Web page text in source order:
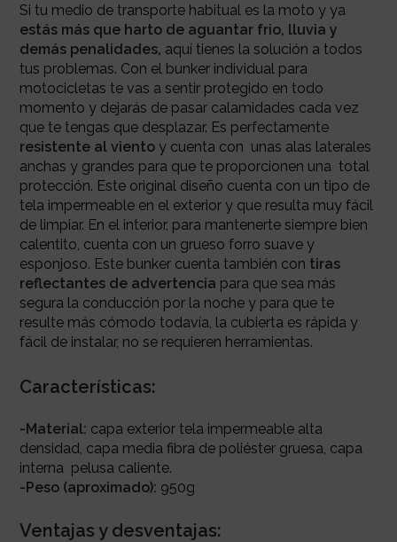
Si tu medio de transporte habitual es la moto y ya
estás más que harto de aguantar frio, lluvia y
demás penalidades, aquí tienes la solución a todos
tus problemas. Con el bunker individual para
motocicletas te vas a sentir protegido en todo
momento y dejarás de pasar calamidades cada vez
que te tengas que desplazar. Es perfectamente
resistente al vientoy cuenta con unas alas laterales
anchas y grandes para que te proporcionen una total
protección. Este original diseño cuenta con un tipo de
tela impermeable en el exterior y que resulta muy fácil
de limpiar. En el interior, para mantenerte siempre bien
calentito, cuenta con un grueso forro suave y
esponjoso. Este bunker cuenta también con tiras
reflectantes de advertencia para que sea más
segura la conducción por la noche y para que te
resulte más cómodo todavía, la cubierta es rápida y
fácil de instalar, no se requieren herramientas.
Características:
-Material: capa exterior tela impermeable alta
densidad, capa media fibra de poliéster gruesa, capa
interna pelusa caliente.
-Peso (aproximado): 950g
Ventajas y desventajas: